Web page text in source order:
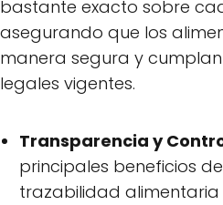
bastante exacto sobre
asegurando que los
manera segura y
legales vigentes.
Transparencia y
principales beneficios
trazabilidad